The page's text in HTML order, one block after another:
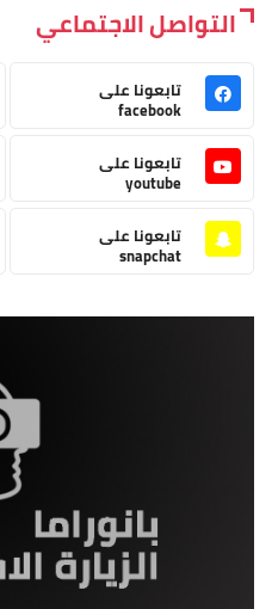
التواصل الاجتماعي
تابعونا على
facebook
تابعونا على
youtube
تابعونا على
snapchat